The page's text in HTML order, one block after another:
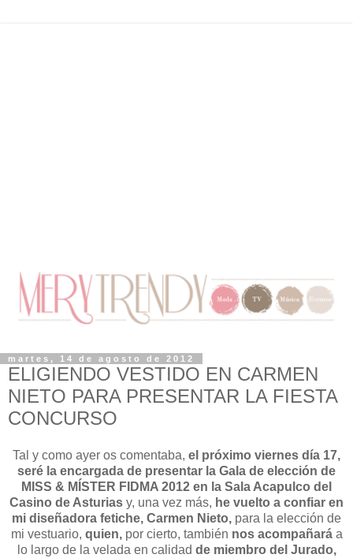
martes, 14 de agosto de 2012
ELIGIENDO VESTIDO EN CARMEN
NIETO PARA PRESENTAR LA FIESTA
CONCURSO
Tal y como ayer os comentaba, el próximo viernes día 17,
seré la encargada de presentar la Gala de elección de
MISS & MÍSTER FIDMA 2012 en la Sala Acapulco del
Casino de Asturias y, una vez más, he vuelto a confiar en
mi diseñadora fetiche, Carmen Nieto, para la elección de
mi vestuario, quien,por cierto, también nos acompañaráa
lo largo de la velada en calidad de miembro del Jurado,